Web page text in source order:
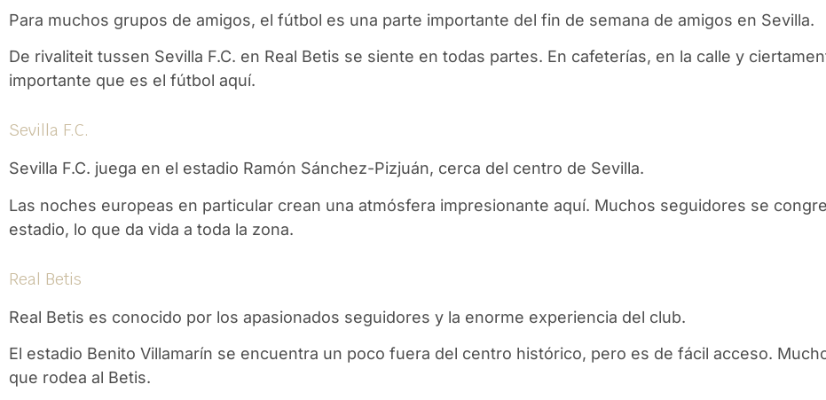
Para muchos grupos de amigos, el fútbol es una parte importante del fin de semana de amigos en Sevilla.
De rivaliteit tussen Sevilla F.C. en Real Betis se siente en todas partes. En cafeterías, en la calle y
importante que es el fútbol aquí.
Sevilla F.C.
Sevilla F.C. juega en el estadio Ramón Sánchez-Pizjuán, cerca del centro de Sevilla.
Las noches europeas en particular crean una atmósfera impresionante aquí. Muchos seguidores se
estadio, lo que da vida a toda la zona.
Real Betis
Real Betis es conocido por los apasionados seguidores y la enorme experiencia del club.
El estadio Benito Villamarín se encuentra un poco fuera del centro histórico, pero es de fácil acceso.
que rodea al Betis.